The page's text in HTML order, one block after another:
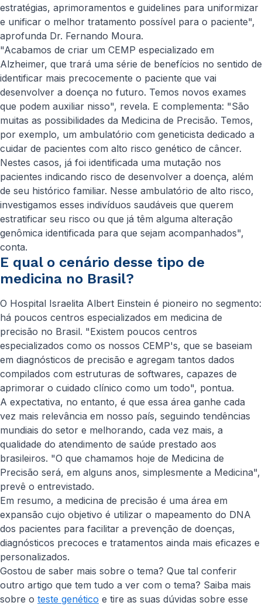
estratégias, aprimoramentos e guidelines para uniformizar
e unificar o melhor tratamento possível para o paciente",
aprofunda Dr. Fernando Moura.
"Acabamos de criar um CEMP especializado em
Alzheimer, que trará uma série de benefícios no sentido de
identificar mais precocemente o paciente que vai
desenvolver a doença no futuro. Temos novos exames
que podem auxiliar nisso", revela. E complementa: "São
muitas as possibilidades da Medicina de Precisão. Temos,
por exemplo, um ambulatório com geneticista dedicado a
cuidar de pacientes com alto risco genético de câncer.
Nestes casos, já foi identificada uma mutação nos
pacientes indicando risco de desenvolver a doença, além
de seu histórico familiar. Nesse ambulatório de alto risco,
investigamos esses indivíduos saudáveis que querem
estratificar seu risco ou que já têm alguma alteração
genômica identificada para que sejam acompanhados",
conta.
E qual o cenário desse tipo de
medicina no Brasil?
O Hospital Israelita Albert Einstein é pioneiro no segmento:
há poucos centros especializados em medicina de
precisão no Brasil. "Existem poucos centros
especializados como os nossos CEMP's, que se baseiam
em diagnósticos de precisão e agregam tantos dados
compilados com estruturas de softwares, capazes de
aprimorar o cuidado clínico como um todo", pontua.
A expectativa, no entanto, é que essa área ganhe cada
vez mais relevância em nosso país, seguindo tendências
mundiais do setor e melhorando, cada vez mais, a
qualidade do atendimento de saúde prestado aos
brasileiros. "O que chamamos hoje de Medicina de
Precisão será, em alguns anos, simplesmente a Medicina",
prevê o entrevistado.
Em resumo, a medicina de precisão é uma área em
expansão cujo objetivo é utilizar o mapeamento do DNA
dos pacientes para facilitar a prevenção de doenças,
diagnósticos precoces e tratamentos ainda mais eficazes e
personalizados.
Gostou de saber mais sobre o tema? Que tal conferir
outro artigo que tem tudo a ver com o tema? Saiba mais
sobre o teste genético e tire as suas dúvidas sobre esse